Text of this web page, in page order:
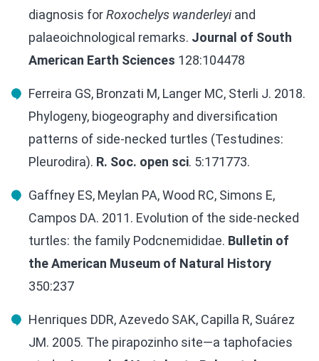
diagnosis forRoxochelys wanderleyiand
palaeoichnological remarks. Journal of South
American Earth Sciences 128:104478
Ferreira GS, Bronzati M, Langer MC, Sterli J. 2018.
Phylogeny, biogeography and diversification
patterns of side-necked turtles (Testudines:
Pleurodira). R. Soc. open sci. 5:171773.
Gaffney ES, Meylan PA, Wood RC, Simons E,
Campos DA. 2011. Evolution of the side-necked
turtles: the family Podcnemididae. Bulletin of
the American Museum of Natural History
350:237
Henriques DDR, Azevedo SAK, Capilla R, Suárez
JM. 2005. The pirapozinho site—a taphofacies